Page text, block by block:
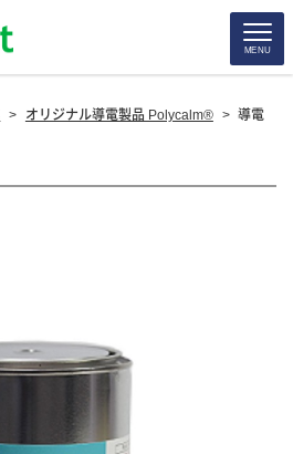
MENU
> オリジナル導電製品 Polycalm® > 導電